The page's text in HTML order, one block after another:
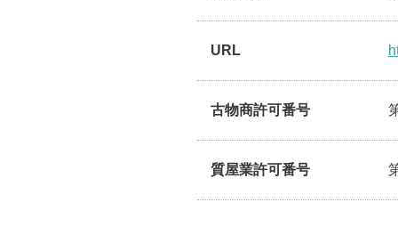
URL
古物商許可番号
質屋業許可番号